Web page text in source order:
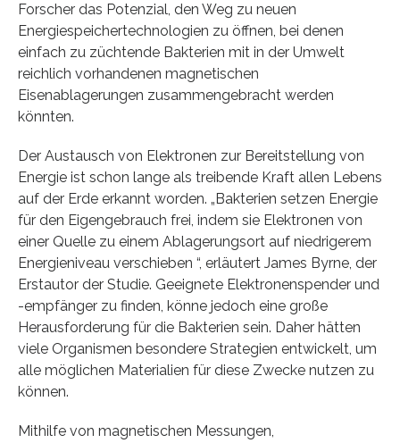
Forscher das Potenzial, den Weg zu neuen
Energiespeichertechnologien zu öffnen, bei denen
einfach zu züchtende Bakterien mit in der Umwelt
reichlich vorhandenen magnetischen
Eisenablagerungen zusammengebracht werden
könnten.
Der Austausch von Elektronen zur Bereitstellung von
Energie ist schon lange als treibende Kraft allen Lebens
auf der Erde erkannt worden. „Bakterien setzen Energie
für den Eigengebrauch frei, indem sie Elektronen von
einer Quelle zu einem Ablagerungsort auf niedrigerem
Energieniveau verschieben “, erläutert James Byrne, der
Erstautor der Studie. Geeignete Elektronenspender und
-empfänger zu finden, könne jedoch eine große
Herausforderung für die Bakterien sein. Daher hätten
viele Organismen besondere Strategien entwickelt, um
alle möglichen Materialien für diese Zwecke nutzen zu
können.
Mithilfe von magnetischen Messungen,